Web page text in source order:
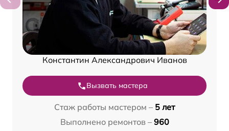
Константин Александрович Иванов
Вызвать мастера
Стаж работы мастером – 5 лет
Выполнено ремонтов – 960